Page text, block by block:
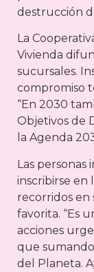
destrucción
La
Vivienda
sucursales.
compromiso
“En 2030
Objetivos de
la Agenda
Las
inscribirse en
recorridos
favorita. “Es
acciones
que
del Planeta.